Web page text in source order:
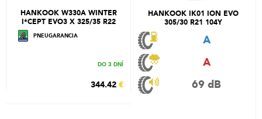
HANKOOK W330A WINTER
I*CEPT EVO3 X 325/35 R22
PNEUGARANCIA
DO 3 DNÍ
344.42 €
HANKOOK IK01 ION EVO
305/30 R21 104Y
A
A
69 dB